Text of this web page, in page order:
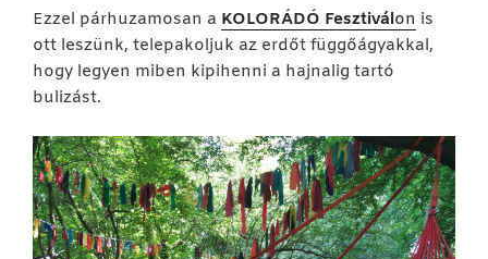
Ezzel párhuzamosan a KOLORÁDÓ Fesztiválon is
ott leszünk, telepakoljuk az erdőt függőágyakkal,
hogy legyen miben kipihenni a hajnalig tartó
bulizást.